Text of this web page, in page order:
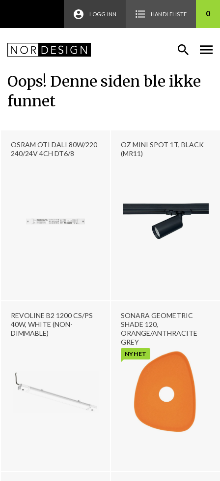
LOGG INN HANDLELISTE 0
Oops! Denne siden ble ikke
funnet
OSRAM OTI DALI 80W/220-
240/24V 4CH DT6/8
OZ MINI SPOT 1T, BLACK
(MR11)
REVOLINE B2 1200 CS/PS
40W, WHITE (NON-
DIMMABLE)
SONARA GEOMETRIC
SHADE 120,
ORANGE/ANTHRACITE
GREY
NYHET